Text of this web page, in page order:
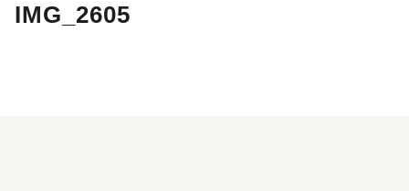
IMG_2605